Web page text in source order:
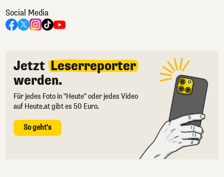
Social Media
Jetzt Leserreporter
werden.
Für jedes Foto in "Heute" oder jedes Video
auf Heute.at gibt es 50 Euro.
So geht's